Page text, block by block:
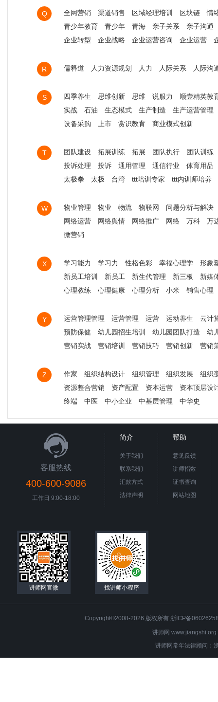
Q 全网营销 渠道销售 区域经理培训 区块链
情
青少年教育
青少年 青海 亲子关系
亲子沟通
企业转型
企业战略 企业运营咨询 企业运营
R 儒释道 人力资源规划 人力 人际关系 人际沟
S 四季养生 思维创新 思维 说服力
顺壹精英教
实战
石油 生态模式 生产制造
生产运营管理
设备采购
上市 赏识教育 商业模式创新
T 团队建设 拓展训练 拓展 团队执行
团队训练
投诉处理
投诉 通用管理 通信行业
体育用品
太极拳
太极 台湾 ttt培训专家 ttt内训师培养
W 物业管理 物业 物流 物联网
问题分析与解决
网络运营
网络舆情 网络推广 网络 万科
万
微营销
X 学习能力 学习力 性格色彩 幸福心理学
形象
新员工培训
新员工 新生代管理 新三板
新媒
心理教练
心理健康 心理分析 小米 销售心理
Y 运营管理管理 运营管理 运营 运动养生
云计
预防保健
幼儿园招生培训 幼儿园团队打造
幼
营销实战
营销培训 营销技巧 营销创新 营销
Z 作家 组织结构设计 组织管理 组织发展
组织
资源整合营销
资产配置 资本运营
资本顶层设
终端
中医 中小企业 中基层管理 中华史
客服热线
400-600-9086
工作日 9:00-18:00
简介
关于我们
联系我们
汇款方式
法律声明
帮助
意见反馈
讲师指数
证书查询
网站地图
讲师网官微 找讲师小程序
Copyright©2008-2026 版权所有 浙ICP备
讲师网
讲师网常年法律顾问：